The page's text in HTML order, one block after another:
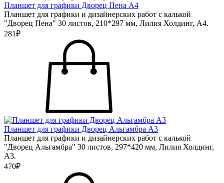
Планшет для графики Дворец Пена А4
Планшет для графики и дизайнерских работ с калькой
"Дворец Пена" 30 листов, 210*297 мм, Лилия Холдинг, А4.
281₽
Планшет для графики Дворец Альгамбра А3
Планшет для графики и дизайнерских работ с калькой
"Дворец Альгамбра" 30 листов, 297*420 мм, Лилия Холдинг,
А3.
470₽